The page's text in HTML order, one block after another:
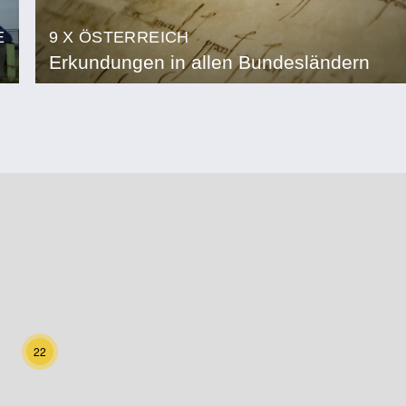
9 X ÖSTERREICH
Erkundungen in allen Bundesländern
22